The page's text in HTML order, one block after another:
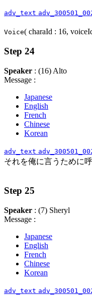
adv_text
Voice( charaId : 16,
Step 24
Speaker : (16) Alto
Message :
Japanese
English
French
Chinese
Korean
adv_text
それを俺に言うために
Step 25
Speaker : (7) Sheryl
Message :
Japanese
English
French
Chinese
Korean
adv_text